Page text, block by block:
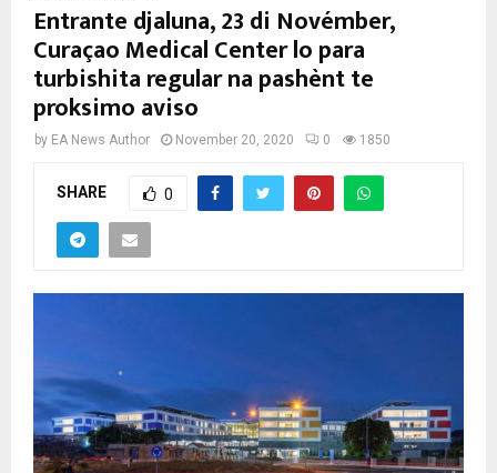
Entrante djaluna, 23 di Novémber,
Curaçao Medical Center lo para
turbishita regular na pashènt te
proksimo aviso
by EA News Author November 20, 2020 0 1850
SHARE 0